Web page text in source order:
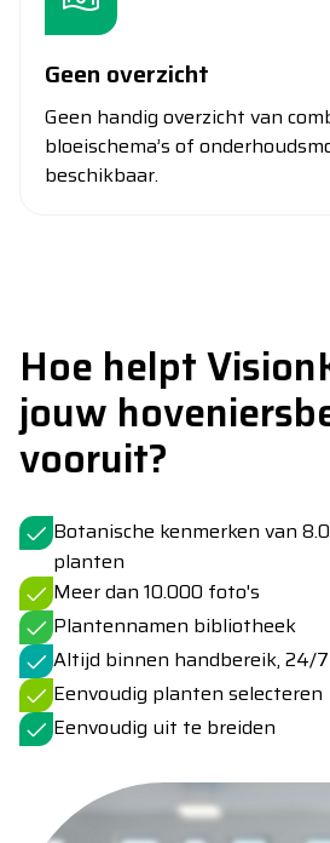
Geen overzicht
Geen handig overzicht van
bloeischema’s of
beschikbaar.
Hoe helpt
jouw
vooruit?
Botanische kenmerken van
planten
Meer dan 10.000 foto's
Plantennamen bibliotheek
Altijd binnen handbereik, 24/7
Eenvoudig planten selecteren
Eenvoudig uit te breiden